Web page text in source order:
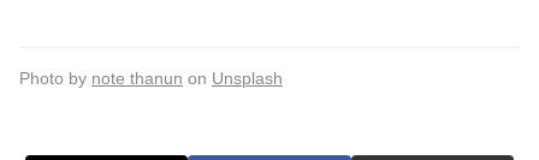
Photo by note thanun on Unsplash